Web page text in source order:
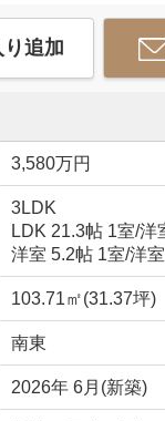
追加
3,580万円
3LDK
LDK 21.3帖 1室/洋
洋室 5.2帖 1室/洋
103.71㎡(31.37坪)
南東
2026年 6月(新築)